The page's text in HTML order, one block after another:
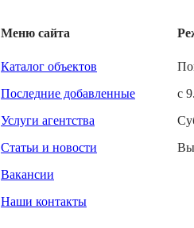
Меню сайта
Каталог объектов
Последние добавленные
Услуги агентства
Статьи и новости
Вакансии
Наши контакты
с